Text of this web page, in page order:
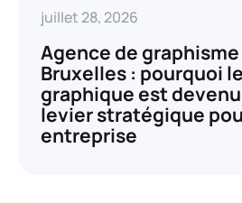
juillet 28, 2026
Agence de graphisme
Bruxelles : pourquoi
graphique est
levier stratégique
entreprise